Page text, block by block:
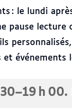
: le lundi
pause
événements
h